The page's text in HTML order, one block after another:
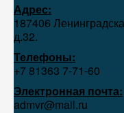
Адрес:
187406
д.32.
Телефоны:
+7 81363 7‑71-60
Электронная почта:
admvr@mail.ru